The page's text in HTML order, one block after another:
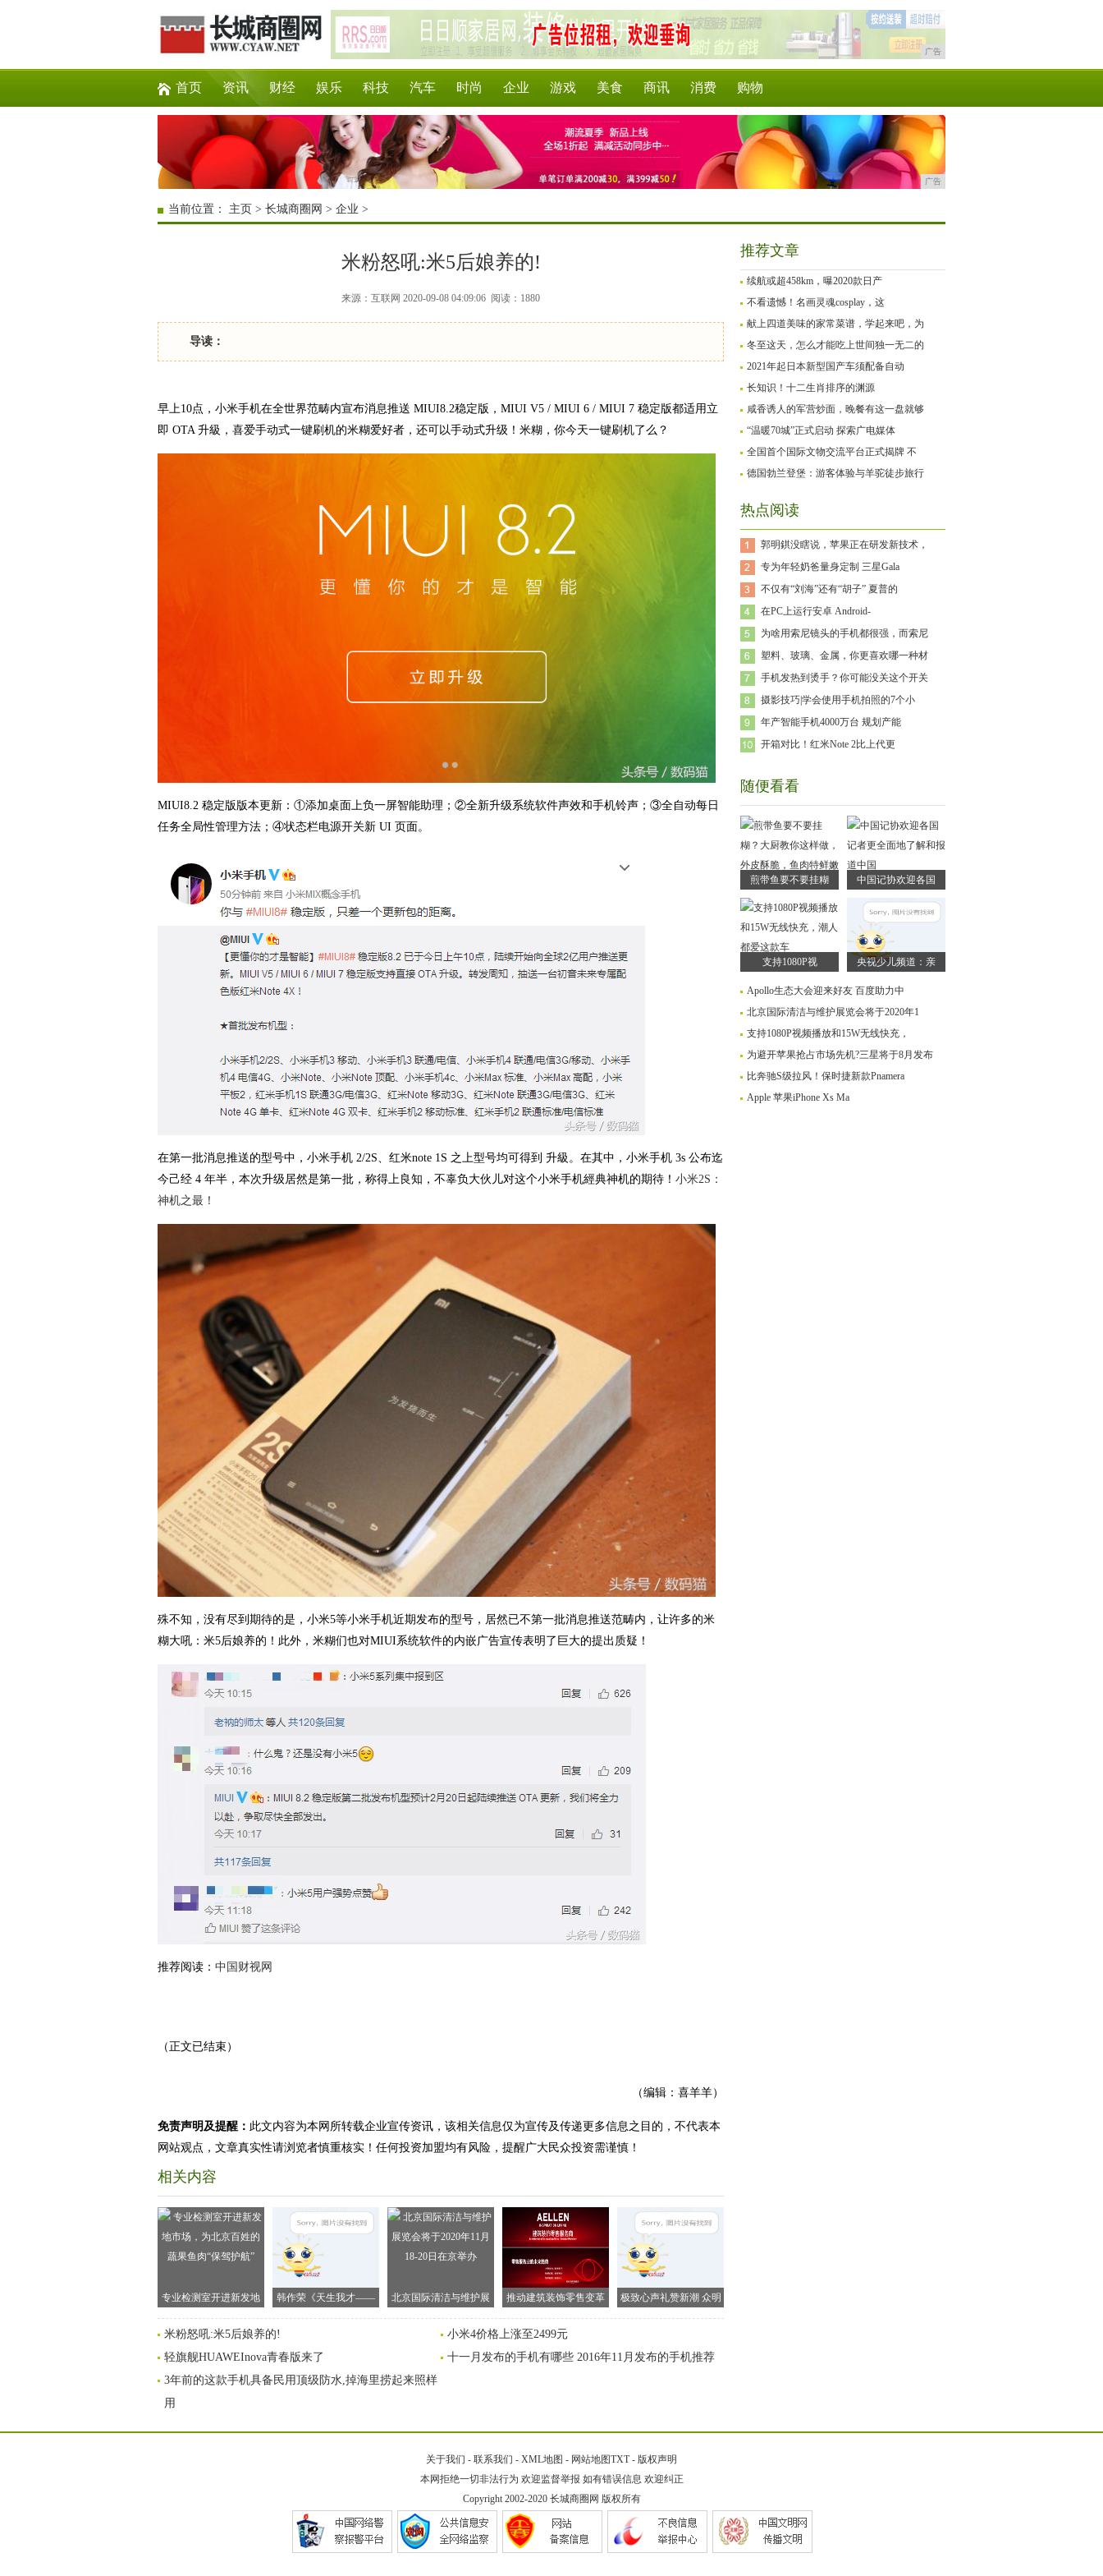
广告
首页 资讯 财经 娱乐 科技 汽车 时尚 企业 游戏 美食 商讯 消费 购物
广告
当前位置： 主页 > 长城商圈网 > 企业 >
米粉怒吼:米5后娘养的!
来源：互联网 2020-09-08 04:09:06 阅读：1880
导读：
早上10点，小米手机在全世界范畴内宣布消息推送 MIUI8.2稳定版，MIUI V5 / MIUI 6 / MIUI 7 稳定版都适用立
即 OTA 升級，喜爱手动式一键刷机的米糊爱好者，还可以手动式升级！米糊，你今天一键刷机了么？
MIUI8.2 稳定版版本更新：①添加桌面上负一屏智能助理；②全新升级系统软件声效和手机铃声；③全自动每日
任务全局性管理方法；④状态栏电源开关新 UI 页面。
在第一批消息推送的型号中，小米手机 2/2S、红米note 1S 之上型号均可得到 升級。在其中，小米手机 3s 公布迄
今己经 4 年半，本次升级居然是第一批，称得上良知，不辜负大伙儿对这个小米手机經典神机的期待！ 小米2S：
神机之最！
殊不知，没有尽到期待的是，小米5等小米手机近期发布的型号，居然已不第一批消息推送范畴内，让许多的米
糊大吼：米5后娘养的！此外，米糊们也对MIUI系统软件的内嵌广告宣传表明了巨大的提出质疑！
推荐阅读： 中国财视网
（正文已结束）
（编辑：喜羊羊）
免责声明及提醒： 此文内容为本网所转载企业宣传资讯，该相关信息仅为宣传及传递更多信息之目的，不代表本
网站观点，文章真实性请浏览者慎重核实！任何投资加盟均有风险，提醒广大民众投资需谨慎！
相关内容
专业检测室开进新发地
市场，为北京百姓的蔬
果鱼肉“保驾护航”
韩作荣《天生我才——
李白传》新书发布会在
北京国际清洁与维护展
览会将于2020年11月18-
20日在京举办
推动建筑装饰零售变革
AELLEN价值网络引热议
极致心声礼赞新潮 众明
星亮相助力时尚之选
米粉怒吼:米5后娘养的!
小米4价格上涨至2499元
轻旗舰HUAWEInova青春版来了
十一月发布的手机有哪些 2016年11月发布的手机推荐
3年前的这款手机具备民用顶级防水,掉海里捞起来照样
用
推荐文章
续航或超458km，曝2020款日产
不看遗憾！名画灵魂cosplay，这
献上四道美味的家常菜谱，学起来吧，为
冬至这天，怎么才能吃上世间独一无二的
2021年起日本新型国产车须配备自动
长知识！十二生肖排序的渊源
咸香诱人的军营炒面，晚餐有这一盘就够
“温暖70城”正式启动 探索广电媒体
全国首个国际文物交流平台正式揭牌 不
德国勃兰登堡：游客体验与羊驼徒步旅行
热点阅读
郭明錤没瞎说，苹果正在研发新技术，
专为年轻奶爸量身定制 三星Gala
不仅有“刘海”还有“胡子” 夏普的
在PC上运行安卓 Android-
为啥用索尼镜头的手机都很强，而索尼
塑料、玻璃、金属，你更喜欢哪一种材
手机发热到烫手？你可能没关这个开关
摄影技巧|学会使用手机拍照的7个小
年产智能手机4000万台 规划产能
开箱对比！红米Note 2比上代更
随便看看
煎带鱼要不要挂糊 中国记协欢迎各国
支持1080P视 央视少儿频道：亲
Apollo生态大会迎来好友 百度助力中
北京国际清洁与维护展览会将于2020年1
支持1080P视频播放和15W无线快充，
为避开苹果抢占市场先机?三星将于8月发布
比奔驰S级拉风！保时捷新款Pnamera
Apple 苹果iPhone Xs Ma
关于我们 - 联系我们 - XML地图 - 网站地图TXT- 版权声明
本网拒绝一切非法行为 欢迎监督举报 如有错误信息 欢迎纠正
Copyright 2002-2020 长城商圈网 版权所有